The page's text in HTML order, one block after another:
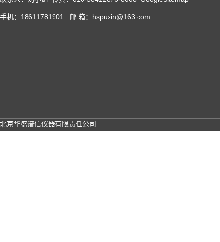
手机：18611781901 邮 箱：hspuxin@163.com
北京华盛谱信仪器有限责任公司